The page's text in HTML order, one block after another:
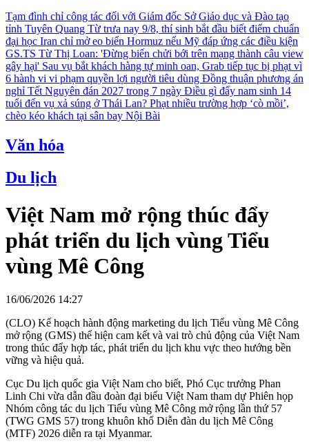
Tạm đình chỉ công tác đối với Giám đốc Sở Giáo dục và Đào tạo
tỉnh Tuyên Quang Từ trưa nay 9/8, thí sinh bắt đầu biết điểm chuẩn
đại học Iran chỉ mở eo biển Hormuz nếu Mỹ đáp ứng các điều kiện
GS.TS Từ Thị Loan: 'Đừng biến chửi bới trên mạng thành câu view
gây hại' Sau vụ bắt khách hàng tự minh oan, Grab tiếp tục bị phạt vì
6 hành vi vi phạm quyền lợi người tiêu dùng Đồng thuận phương án
nghỉ Tết Nguyên đán 2027 trong 7 ngày Điều gì đẩy nam sinh 14
tuổi đến vụ xả súng ở Thái Lan? Phạt nhiều trường hợp ‘cò mồi’,
chèo kéo khách tại sân bay Nội Bài
Văn hóa
Du lịch
Việt Nam mở rộng thúc đẩy
phát triển du lịch vùng Tiểu
vùng Mê Công
16/06/2026 14:27
(CLO) Kế hoạch hành động marketing du lịch Tiểu vùng Mê Công
mở rộng (GMS) thể hiện cam kết và vai trò chủ động của Việt Nam
trong thúc đẩy hợp tác, phát triển du lịch khu vực theo hướng bền
vững và hiệu quả.
Cục Du lịch quốc gia Việt Nam cho biết, Phó Cục trưởng Phan
Linh Chi vừa dẫn đầu đoàn đại biểu Việt Nam tham dự Phiên họp
Nhóm công tác du lịch Tiểu vùng Mê Công mở rộng lần thứ 57
(TWG GMS 57) trong khuôn khổ Diễn đàn du lịch Mê Công
(MTF) 2026 diễn ra tại Myanmar.